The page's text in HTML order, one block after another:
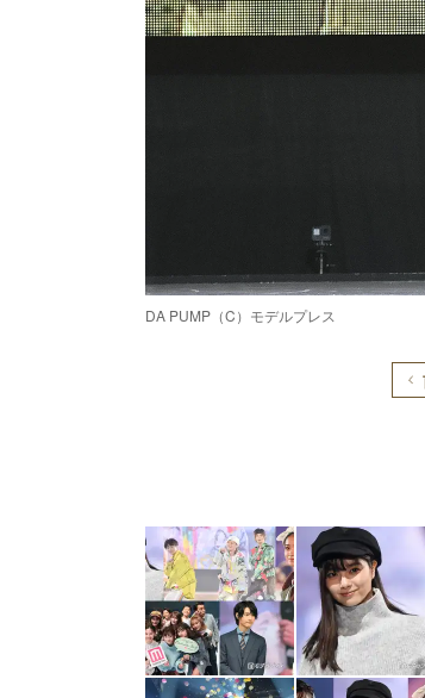
DA PUMP（C）モデルプレス